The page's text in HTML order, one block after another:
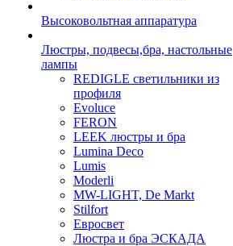
Высоковольтная аппаратура
Люстры, подвесы,бра, настольные
лампы
REDIGLE светильники из
профиля
Evoluce
FERON
LEEK люстры и бра
Lumina Deco
Lumis
Moderli
MW-LIGHT, De Markt
Stilfort
Евросвет
Люстра и бра ЭСКАДА